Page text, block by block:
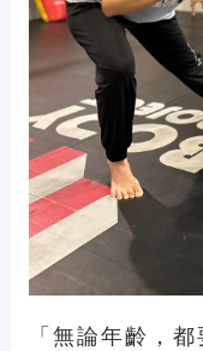
「無論年齡，